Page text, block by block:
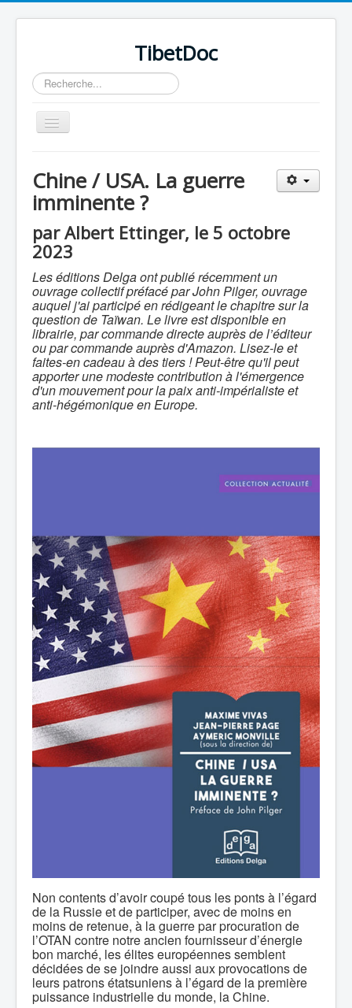
TibetDoc
Rechercher
Basculer
la
Chine / USA. La guerre
imminente ?
par Albert Ettinger, le 5 octobre
2023
Les éditions Delga ont publié récemment un
ouvrage collectif préfacé par John Pilger, ouvrage
auquel j'ai participé en rédigeant le chapitre sur la
question de Taïwan. Le livre est disponible en
librairie, par commande directe auprès de l’éditeur
ou par commande auprès d'Amazon. Lisez-le et
faites-en cadeau à des tiers !Peut-être qu'il peut
apporter une modeste contribution à l'émergence
d'un mouvement pour la paix anti-impérialiste et
anti-hégémonique en Europe.
Non contents d’avoir coupé tous les ponts à l’égard
de la Russie et de participer, avec de moins en
moins de retenue, à la guerre par procuration de
l’OTAN contre notre ancien fournisseur d’énergie
bon marché, les élites européennes semblent
décidées de se joindre aussi aux provocations de
leurs patrons étatsuniens à l’égard de la première
puissance industrielle du monde, la Chine.